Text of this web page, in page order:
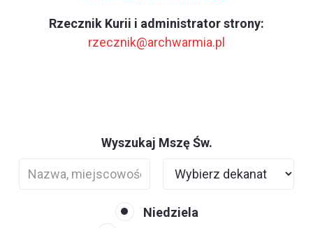
Rzecznik Kurii i administrator strony:
rzecznik@archwarmia.pl
Wyszukaj Mszę Św.
Niedziela